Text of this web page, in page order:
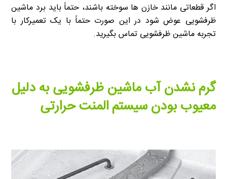
اگر قطعاتی مانند خازن ها سوخته باشند، حتماً باید برد ماشین
ظرفشویی عوض شود در این صورت حتماً با یک تعمیرکار با
تجربه ماشین ظرفشویی تماس بگیرید.
گرم نشدن آب ماشین ظرفشویی به دلیل
معیوب بودن سیستم المنت حرارتی